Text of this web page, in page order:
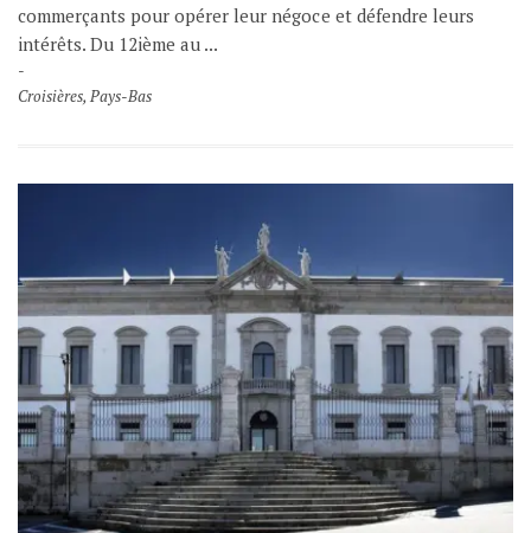
commerçants pour opérer leur négoce et défendre leurs
intérêts. Du 12ième au ...
Croisières, Pays-Bas